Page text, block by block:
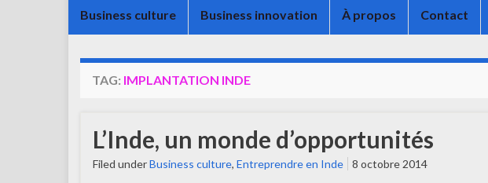
Business culture Business innovation À propos Contact
TAG: IMPLANTATION INDE
L’Inde, un monde d’opportunités
Filed underBusiness culture, Entreprendre en Inde 8 octobre 2014